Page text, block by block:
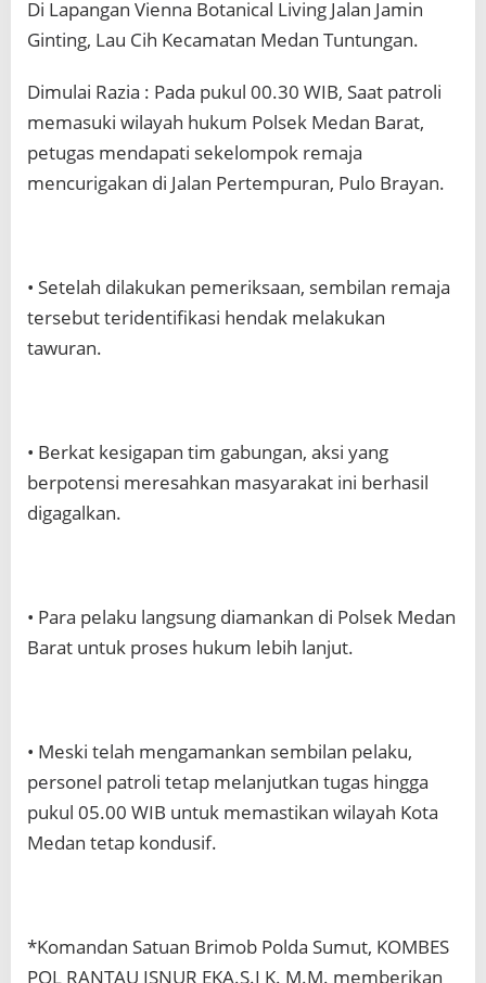
Di Lapangan Vienna Botanical Living Jalan Jamin
Ginting, Lau Cih Kecamatan Medan Tuntungan.
Dimulai Razia : Pada pukul 00.30 WIB, Saat patroli
memasuki wilayah hukum Polsek Medan Barat,
petugas mendapati sekelompok remaja
mencurigakan di Jalan Pertempuran, Pulo Brayan.
• Setelah dilakukan pemeriksaan, sembilan remaja
tersebut teridentifikasi hendak melakukan
tawuran.
• Berkat kesigapan tim gabungan, aksi yang
berpotensi meresahkan masyarakat ini berhasil
digagalkan.
• Para pelaku langsung diamankan di Polsek Medan
Barat untuk proses hukum lebih lanjut.
• Meski telah mengamankan sembilan pelaku,
personel patroli tetap melanjutkan tugas hingga
pukul 05.00 WIB untuk memastikan wilayah Kota
Medan tetap kondusif.
*Komandan Satuan Brimob Polda Sumut, KOMBES
POL RANTAU ISNUR EKA.S.I K. M.M. memberikan